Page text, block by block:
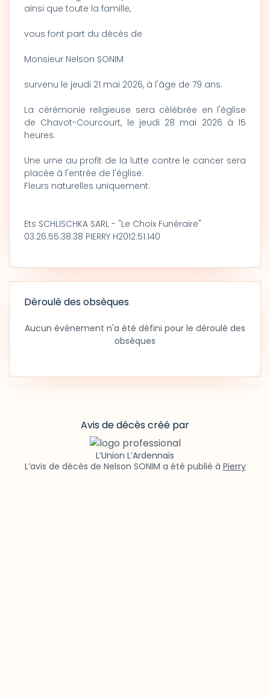
ainsi que toute la famille,
vous font part du décès de
Monsieur Nelson SONIM
survenu le jeudi 21 mai 2026, à l'âge de 79 ans.
La cérémonie religieuse sera célébrée en l'église
de Chavot-Courcourt, le jeudi 28 mai 2026 à 15
heures.
Une urne au profit de la lutte contre le cancer sera
placée à l'entrée de l'église.
Fleurs naturelles uniquement.
Ets SCHLISCHKA SARL - "Le Choix Funéraire"
03.26.55.38.38 PIERRY H2012.51.140
Déroulé des obsèques
Aucun événement n'a été défini pour le déroulé des
obsèques
Avis de décès créé par
L’Union L’Ardennais
L’avis de décès de Nelson SONIM a été publié à Pierry